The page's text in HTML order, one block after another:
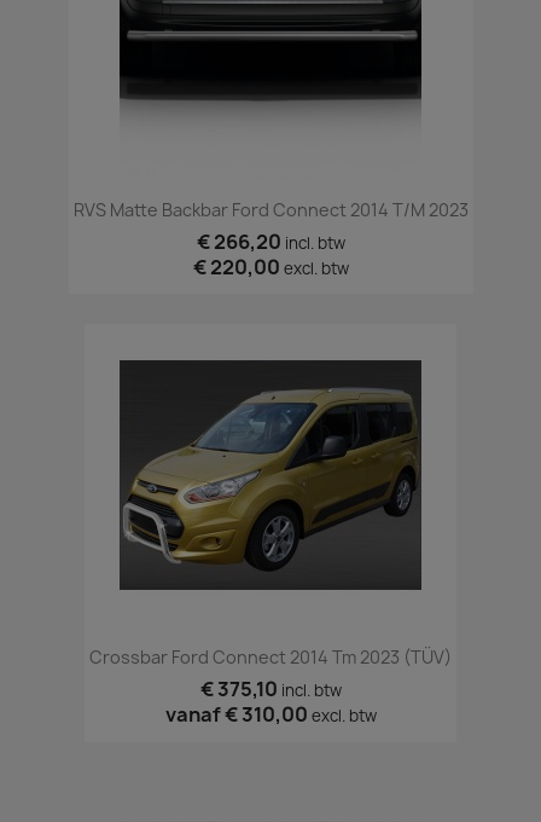
RVS Matte Backbar Ford Connect 2014 T/m 2023
€ 266,20 incl. btw
€ 220,00 excl. btw
Crossbar Ford Connect 2014 Tm 2023 (TÜV)
€ 375,10 incl. btw
vanaf€ 310,00 excl. btw